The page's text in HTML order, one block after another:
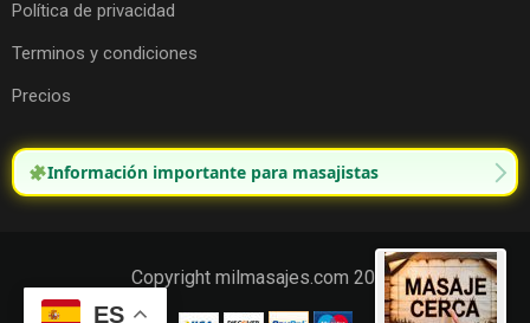
Política de privacidad
Terminos y condiciones
Precios
Información importante para masajistas
Copyright milmasajes.com 2025.
ES